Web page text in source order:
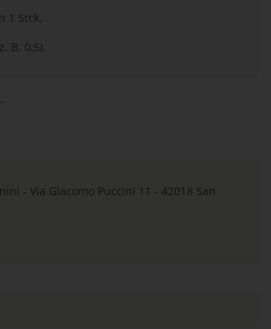
1 Stck.
B. 0,5).
- Via Giacomo Puccini 11 - 42018 San